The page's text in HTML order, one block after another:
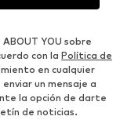
YOU sobre
con la Política de
en cualquier
un mensaje a
la opción de darte
de noticias.